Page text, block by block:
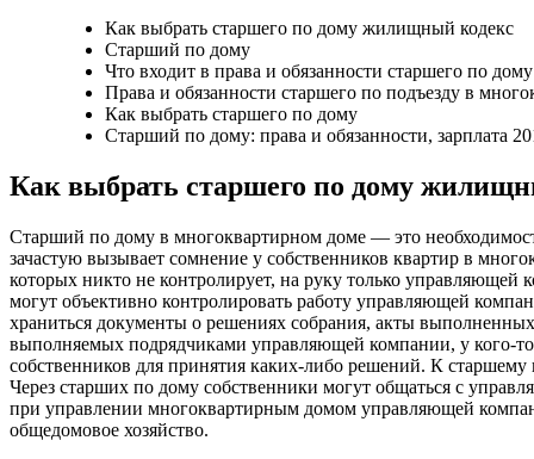
Как выбрать старшего по дому жилищный кодекс
Старший по дому
Что входит в права и обязанности старшего по
Права и обязанности старшего по подъезду в
Как выбрать старшего по дому
Старший по дому: права и обязанности, зарплата
Как выбрать старшего по дому
Старший по дому в многоквартирном доме — это
зачастую вызывает сомнение у собственников квартир в
которых никто не контролирует, на руку только
могут объективно контролировать работу управляющей
храниться документы о решениях собрания, акты
выполняемых подрядчиками управляющей компании, у кого-
собственников для принятия каких-либо решений. К старшему
Через старших по дому собственники могут общаться с
при управлении многоквартирным домом управляющей
общедомовое хозяйство.